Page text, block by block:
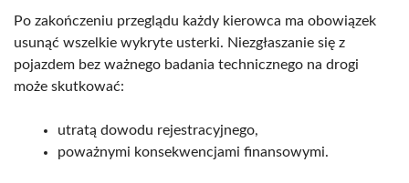
Po zakończeniu przeglądu każdy kierowca ma obowiązek
usunąć wszelkie wykryte usterki. Niezgłaszanie się z
pojazdem bez ważnego badania technicznego na drogi
może skutkować:
utratą dowodu rejestracyjnego,
poważnymi konsekwencjami finansowymi.